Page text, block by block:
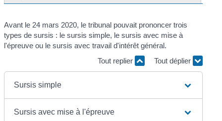
Avant le 24 mars 2020, le tribunal pouvait prononcer trois
types de sursis : le sursis simple, le sursis avec mise à
l'épreuve ou le sursis avec travail d'intérêt général.
Tout replier
Tout déplier
Sursis simple
Sursis avec mise à l'épreuve